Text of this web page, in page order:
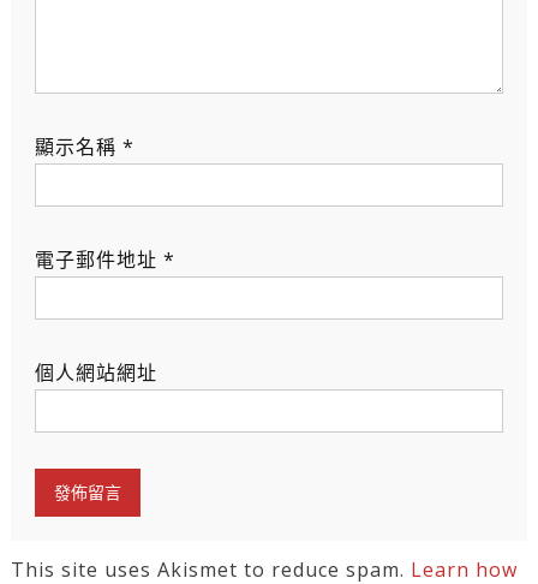
顯示名稱 *
電子郵件地址 *
個人網站網址
This site uses Akismet to reduce spam. Learn how